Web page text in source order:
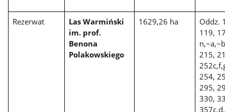
Rezerwat
Las Warmiński
im. prof.
Benona
Polakowskiego
1629,26 ha
Oddz.
119,
215,
254,
295,
330,